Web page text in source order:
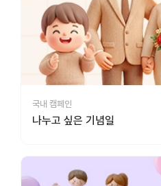
국내 캠페인
나누고 싶은 기념일